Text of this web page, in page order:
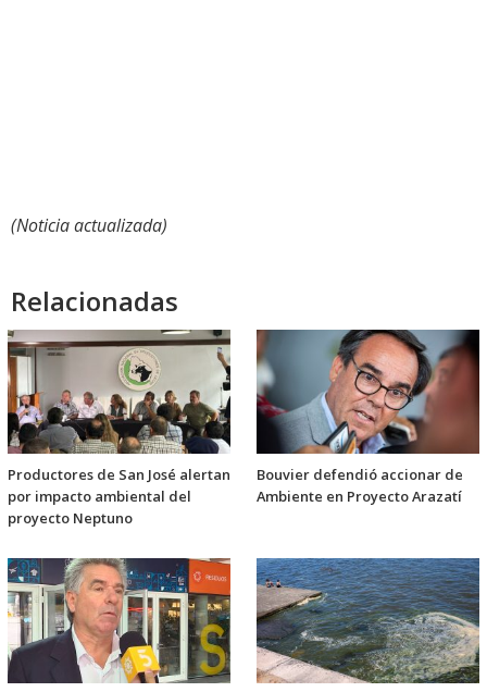
(Noticia actualizada)
Relacionadas
Productores de San José alertan
por impacto ambiental del
proyecto Neptuno
Bouvier defendió accionar de
Ambiente en Proyecto Arazatí